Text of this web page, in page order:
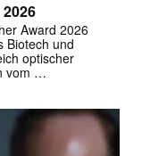
Award 2026
Biotech und
optischer
vom …